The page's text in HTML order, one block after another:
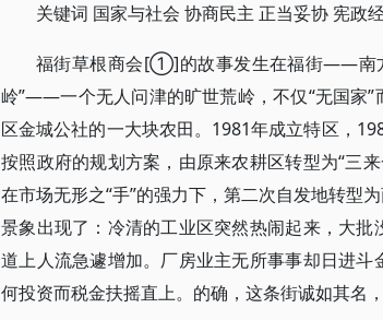
关键词 国家与社会 协商民主 正当妥协 宪政经
福街草根商会[①]的故事发生在福街——南
岭”——一个无人问津的旷世荒岭，不仅“无国家”
区金城公社的一大块农田。1981年成立特区，
按照政府的规划方案，由原来农耕区转型为“三
在市场无形之“手”的强力下，第二次自发地转型
景象出现了：冷清的工业区突然热闹起来，大
道上人流急遽增加。厂房业主无所事事却日进
何投资而税金扶摇直上。的确，这条街诚如其名